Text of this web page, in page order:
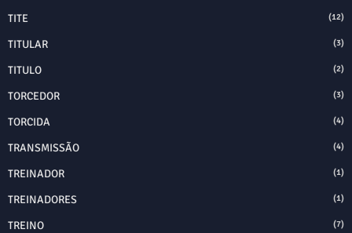
TITE (12)
TITULAR (3)
TITULO (2)
TORCEDOR (3)
TORCIDA (4)
TRANSMISSÃO (4)
TREINADOR (1)
TREINADORES (1)
TREINO (7)